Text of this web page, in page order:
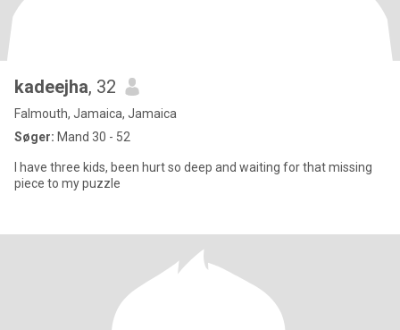
kadeejha, 32
Falmouth, Jamaica, Jamaica
Søger: Mand 30 - 52
I have three kids, been hurt so deep and waiting for that missing
piece to my puzzle